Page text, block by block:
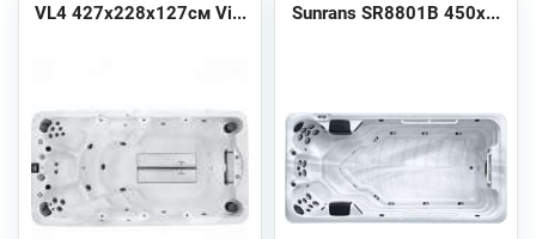
VL4 427x228x127см Vi... Sunrans SR8801B 450х...